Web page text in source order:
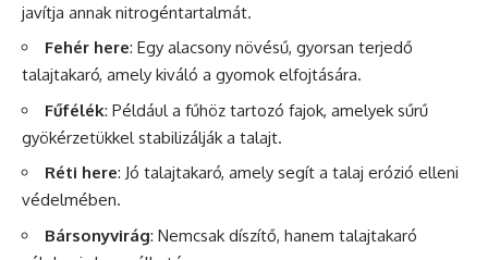
javítja annak nitrogéntartalmát.
Fehér here: Egy alacsony növésű, gyorsan terjedő
talajtakaró, amely kiváló a gyomok elfojtására.
Fűfélék: Például a fűhöz tartozó fajok, amelyek sűrű
gyökérzetükkel stabilizálják a talajt.
Réti here: Jó talajtakaró, amely segít a talaj erózió elleni
védelmében.
Bársonyvirág: Nemcsak díszítő, hanem talajtakaró